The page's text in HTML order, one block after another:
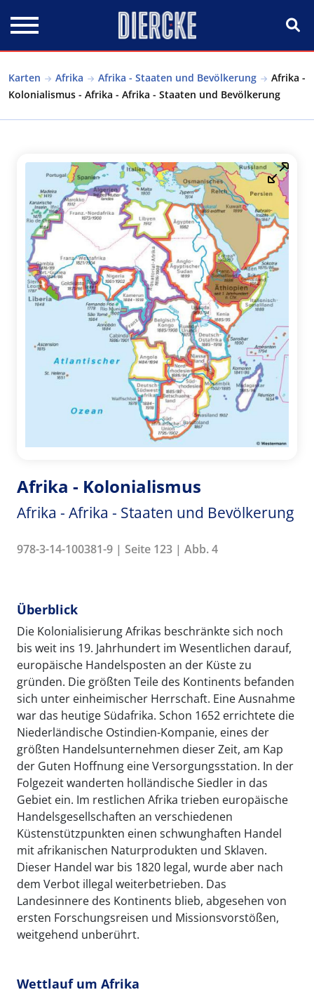
Karten Afrika Afrika - Staaten und Bevölkerung
Afrika -
Kolonialismus - Afrika - Afrika - Staaten und Bevölkerung
Afrika - Kolonialismus
Afrika - Afrika - Staaten und Bevölkerung
978-3-14-100381-9 | Seite 123 | Abb. 4
Überblick
Die Kolonialisierung Afrikas beschränkte sich noch
bis weit ins 19. Jahrhundert im Wesentlichen darauf,
europäische Handelsposten an der Küste zu
gründen. Die größten Teile des Kontinents befanden
sich unter einheimischer Herrschaft. Eine Ausnahme
war das heutige Südafrika. Schon 1652 errichtete die
Niederländische Ostindien-Kompanie, eines der
größten Handelsunternehmen dieser Zeit, am Kap
der Guten Hoffnung eine Versorgungsstation. In der
Folgezeit wanderten holländische Siedler in das
Gebiet ein. Im restlichen Afrika trieben europäische
Handelsgesellschaften an verschiedenen
Küstenstützpunkten einen schwunghaften Handel
mit afrikanischen Naturprodukten und Sklaven.
Dieser Handel war bis 1820 legal, wurde aber nach
dem Verbot illegal weiterbetrieben. Das
Landesinnere des Kontinents blieb, abgesehen von
ersten Forschungsreisen und Missionsvorstößen,
weitgehend unberührt.
Wettlauf um Afrika